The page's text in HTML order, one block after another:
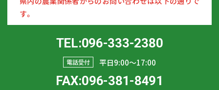
す。
TEL:096-333-2380
電話受付 平日9:00〜17:00
FAX:096-381-8491